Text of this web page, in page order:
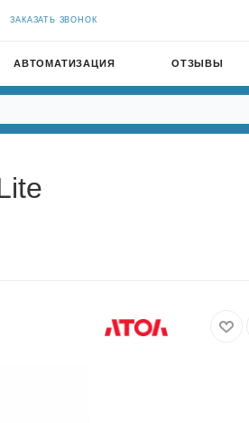
ЗАКАЗАТЬ ЗВОНОК
АВТОМАТИЗАЦИЯ ОТЗЫВЫ